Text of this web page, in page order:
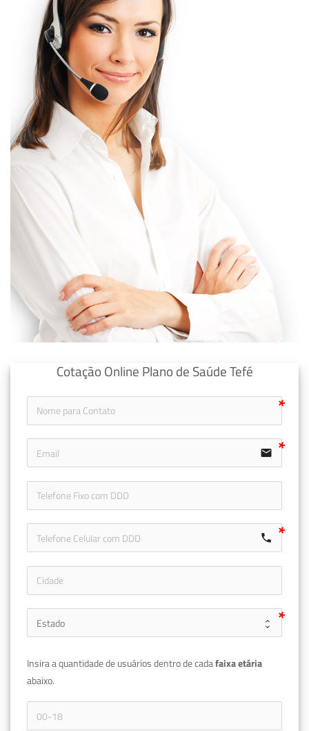
Cotação Online Plano de Saúde Tefé
email
call
Insira a quantidade de usuários dentro de cada
abaixo.